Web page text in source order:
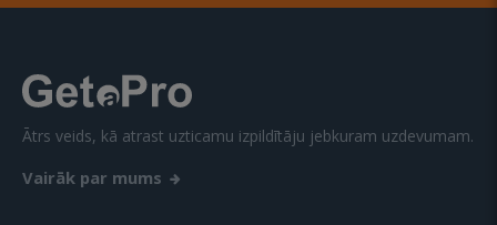
Ātrs veids, kā atrast uzticamu izpildītāju jebkuram uzdevumam.
Vairāk par mums